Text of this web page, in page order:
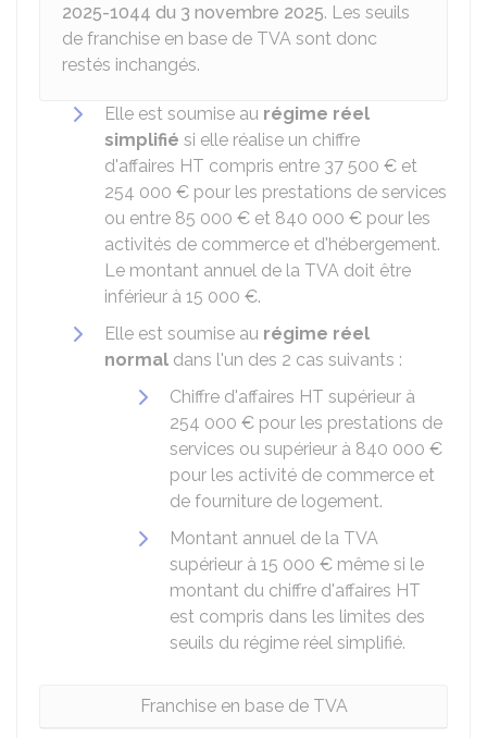
2025-1044 du 3 novembre 2025. Les seuils
de franchise en base de TVA sont donc
restés inchangés.
Elle est soumise au régime réel
simplifié si elle réalise un chiffre
d'affaires HT compris entre 37 500 € et
254 000 € pour les prestations de services
ou entre 85 000 € et 840 000 € pour les
activités de commerce et d'hébergement.
Le montant annuel de la TVA doit être
inférieur à 15 000 €.
Elle est soumise au régime réel
normal dans l'un des 2 cas suivants :
Chiffre d'affaires HT supérieur à
254 000 € pour les prestations de
services ou supérieur à 840 000 €
pour les activité de commerce et
de fourniture de logement.
Montant annuel de la TVA
supérieur à 15 000 € même si le
montant du chiffre d'affaires HT
est compris dans les limites des
seuils du régime réel simplifié.
Franchise en base de TVA